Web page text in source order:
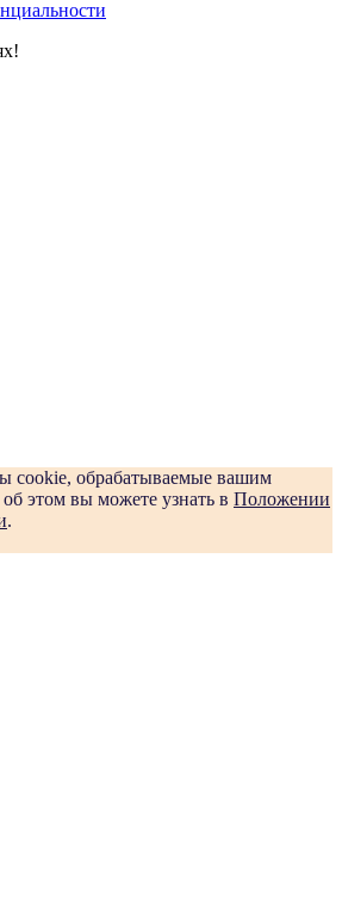
cookie, обрабатываемые вашим
этом вы можете узнать в Положении
.